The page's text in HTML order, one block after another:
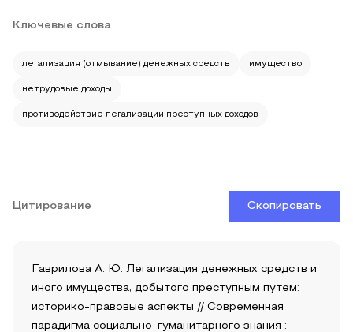
Ключевые слова
легализация (отмывание) денежных средств имущество
нетрудовые доходы
противодействие легализации преступных доходов
Цитирование Скопировать
Гаврилова А. Ю. Легализация денежных средств и
иного имущества, добытого преступным путем:
историко-правовые аспекты // Современная
парадигма социально-гуманитарного знания :